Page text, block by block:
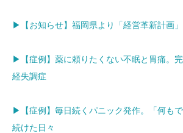
▶【お知らせ】福岡県より「経営革新計画
▶【症例】薬に頼りたくない不眠と胃痛。
経失調症
▶【症例】毎日続くパニック発作。「何も
続けた日々